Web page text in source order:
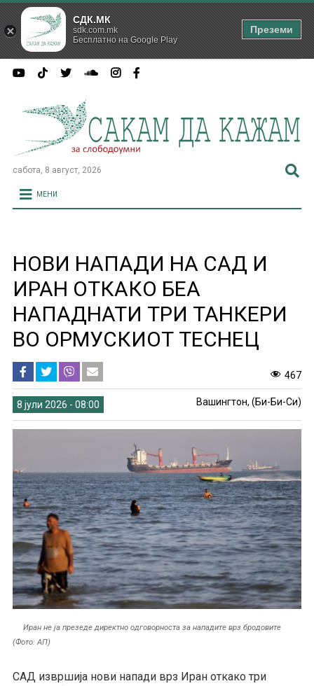
сабота, 8 август, 2026
МЕНИ
НОВИ НАПАДИ НА САД И
ИРАН ОТКАКО БЕА
НАПАДНАТИ ТРИ ТАНКЕРИ
ВО ОРМУСКИОТ ТЕСНЕЦ
467
8 јули 2026 - 08:00 Вашингтон, (Би-Би-Си)
Иран не ја презеде директно одговорноста за нападите врз бродовите
(Фото: АП)
САД извршија нови напади врз Иран откако три
СДК.МК
sdk.com.mk
Бесплатно на Google Play
Преземи